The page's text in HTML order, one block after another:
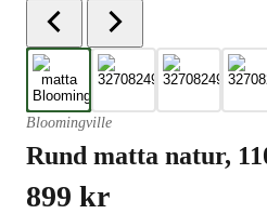
Bloomingville
Rund matta natur,
899 kr